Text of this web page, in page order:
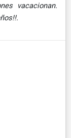
vacacionan.